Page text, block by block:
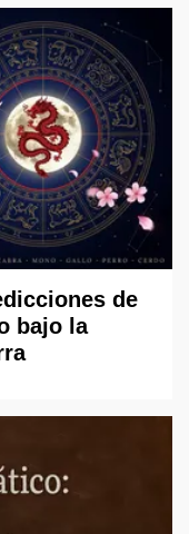
de
bajo la